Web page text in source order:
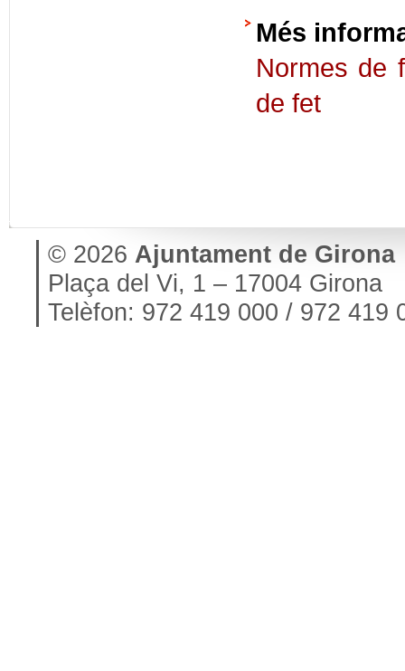
Més
Normes de
de fet
© 2026 Ajuntament de Girona
Plaça del Vi, 1 – 17004 Girona
Telèfon: 972 419 000 / 972 419